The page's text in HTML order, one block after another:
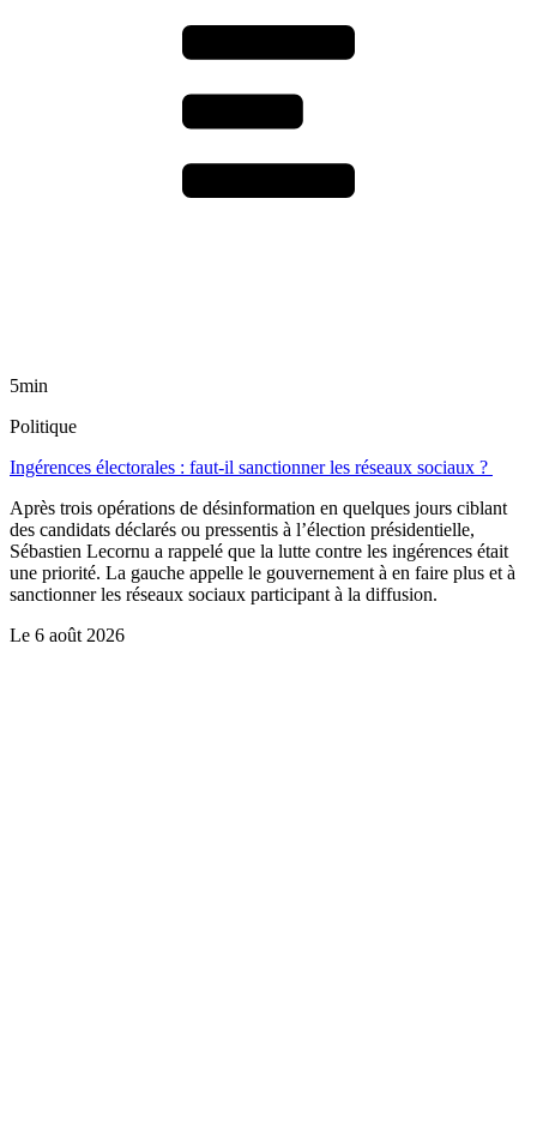
5min
Politique
Ingérences électorales : faut-il sanctionner les réseaux sociaux ?
Après trois opérations de désinformation en quelques jours ciblant
des candidats déclarés ou pressentis à l’élection présidentielle,
Sébastien Lecornu a rappelé que la lutte contre les ingérences était
une priorité. La gauche appelle le gouvernement à en faire plus et à
sanctionner les réseaux sociaux participant à la diffusion.
Le 6 août 2026